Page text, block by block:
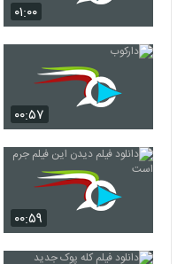
16
دانلود
۳,۳۵۸ بازدید
۱,۱۷۱ بازدید
۰۱:۰۰
۰۰:۵۷
۰۰:۵۹